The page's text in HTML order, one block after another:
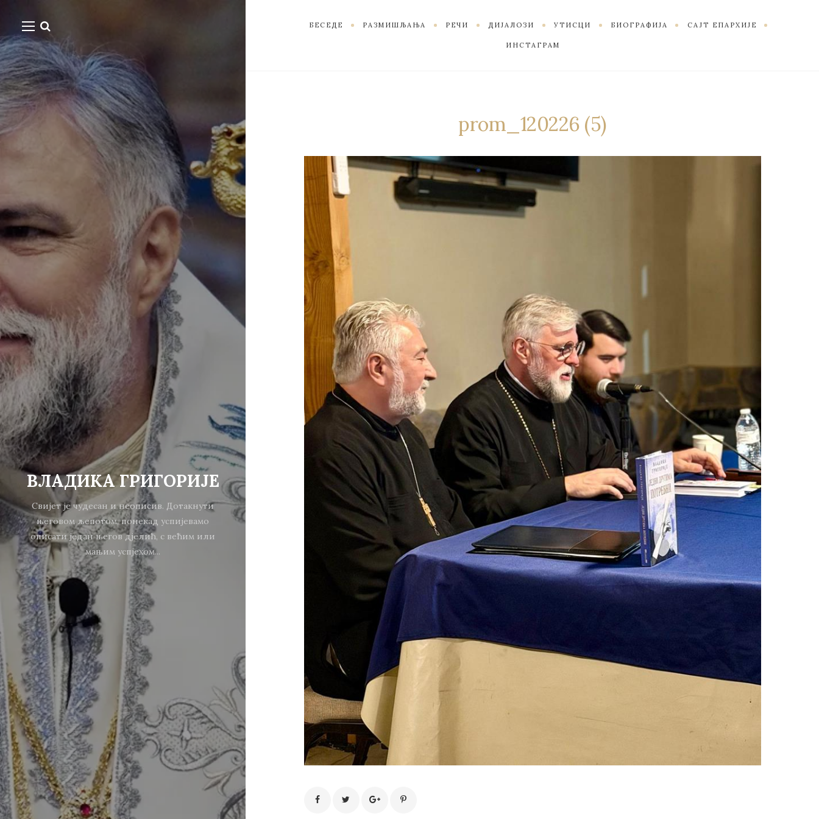
ВЛАДИКА ГРИГОРИЈЕ
Свијет је чудесан и неописив. Дотакнути
његовом љепотом, понекад успијевамо
описати један његов дјелић, с већим или
мањим успјехом...
БЕСЕДЕ РАЗМИШЉАЊА РЕЧИ ДИЈАЛОЗИ УТИСЦИ БИОГРАФИЈА САЈТ ЕПАРХИЈЕ
ИНСТАГРАМ
prom_120226 (5)